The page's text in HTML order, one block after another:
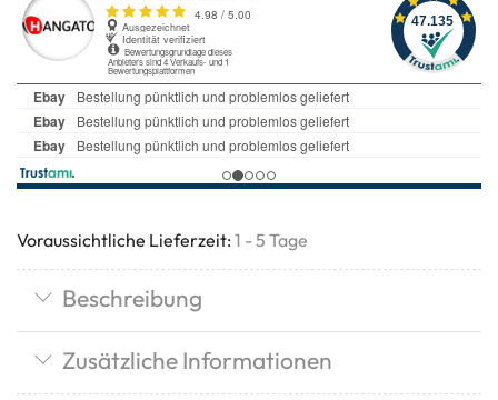
Voraussichtliche Lieferzeit: 1 - 5 Tage
Beschreibung
Zusätzliche Informationen